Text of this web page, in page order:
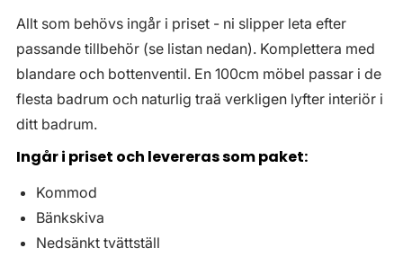
Allt som behövs ingår i priset - ni slipper leta efter
passande tillbehör (se listan nedan). Komplettera med
blandare och bottenventil. En 100cm möbel passar i de
flesta badrum och naturlig traä verkligen lyfter interiör i
ditt badrum.
Ingår i priset och levereras som paket:
Kommod
Bänkskiva
Nedsänkt tvättställ